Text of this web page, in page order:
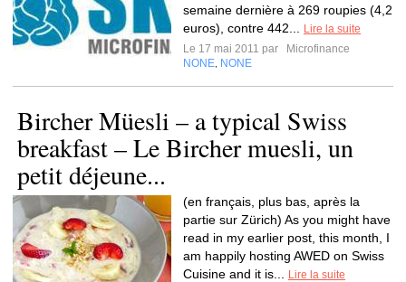
semaine dernière à 269 roupies (4,2
euros), contre 442...
Lire la suite
Le 17 mai 2011 par
Microfinance
NONE NONE
Bircher Müesli – a typical Swiss
breakfast – Le Bircher muesli, un
petit déjeune...
(en français, plus bas, après la
partie sur Zürich) As you might have
read in my earlier post, this month, I
am happily hosting AWED on Swiss
Cuisine and it is...
Lire la suite